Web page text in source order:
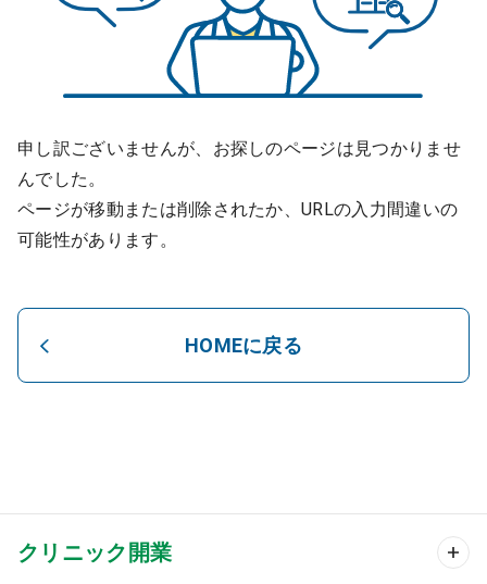
申し訳ございませんが、お探しのページは見つかりませ
んでした。
ページが移動または削除されたか、URLの入力間違いの
可能性があります。
HOMEに戻る
クリニック開業